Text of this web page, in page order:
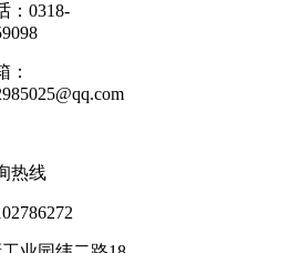
：0318-
：
热线